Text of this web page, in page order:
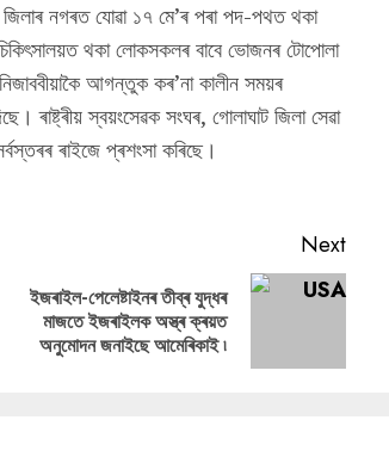
নগৰত যোৱা ১৭ মে’ৰ পৰা পদ-পথত থকা
থকা লোকসকলৰ বাবে ভোজনৰ টোপোলা
আগন্তুক কৰ’না কালীন সময়ৰ
ৰাষ্ট্ৰীয় স্বয়ংসেৱক সংঘৰ, গোলাঘাট জিলা সেৱা
ৰাইজে প্ৰশংসা কৰিছে।
Previous
Next
Next
ইজৰাইল-পেলেষ্টাইনৰ তীব্ৰ যুদ্ধৰ
মাজতে ইজৰাইলক অস্ত্ৰ ক্ৰয়ত
অনুমোদন জনাইছে আমেৰিকাই ৷